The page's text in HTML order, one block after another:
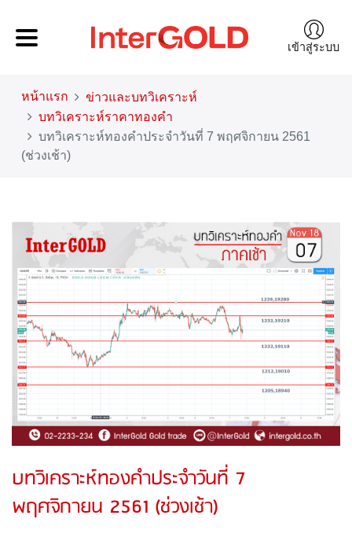
เข้าสู่ระบบ
หน้าแรก
ข่าวและบทวิเคราะห์
บทวิเคราะห์ราคาทองคำ
บทวิเคราะห์ทองคำประจำวันที่ 7 พฤศจิกายน 2561
(ช่วงเช้า)
บทวิเคราะห์ทองคำประจำวันที่ 7
พฤศจิกายน 2561 (ช่วงเช้า)